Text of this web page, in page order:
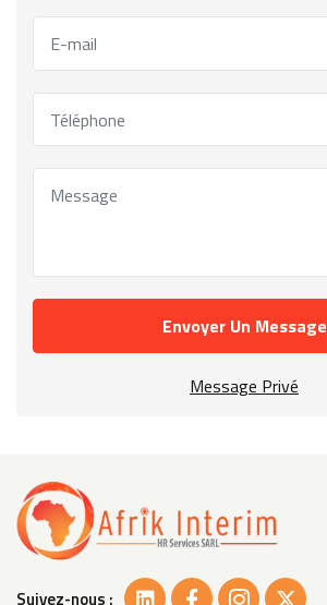
Envoyer Un Message
Message Privé
Suivez-nous :